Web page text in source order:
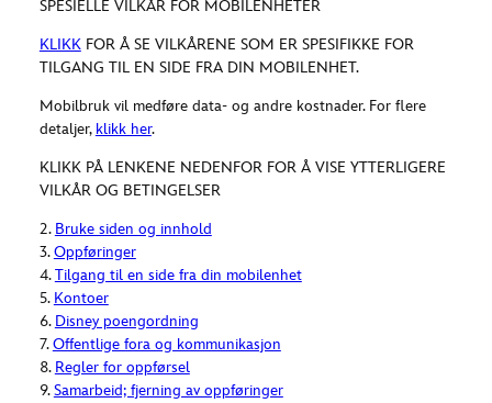
SPESIELLE VILKÅR FOR MOBILENHETER
KLIKKFOR Å SE VILKÅRENE SOM ER SPESIFIKKE FOR
TILGANG TIL EN SIDE FRA DIN MOBILENHET.
Mobilbruk vil medføre data- og andre kostnader. For flere
detaljer, klikk her.
KLIKK PÅ LENKENE NEDENFOR FOR Å VISE YTTERLIGERE
VILKÅR OG BETINGELSER
2. Bruke siden og innhold
3.Oppføringer
4.Tilgang til en side fra din mobilenhet
5. Kontoer
6. Disney poengordning
7.Offentlige fora og kommunikasjon
8. Regler for oppførsel
9.Samarbeid; fjerning av oppføringer